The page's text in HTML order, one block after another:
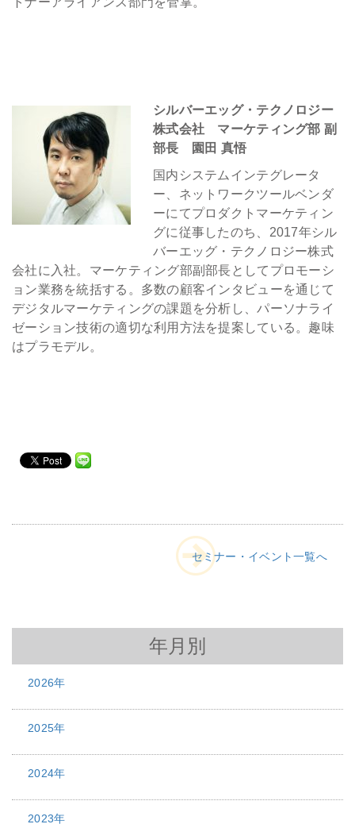
シルバーエッグ・テクノロジー
株式会社 マーケティング部 副
部長 園田 真悟
国内システムインテグレータ
ー、ネットワークツールベンダ
ーにてプロダクトマーケティン
グに従事したのち、2017年シル
バーエッグ・テクノロジー株式
会社に入社。マーケティング部副部長としてプロモーシ
ョン業務を統括する。多数の顧客インタビューを通じて
デジタルマーケティングの課題を分析し、パーソナライ
ゼーション技術の適切な利用方法を提案している。趣味
はプラモデル。
セミナー・イベント一覧へ
年月別
2026年
2025年
2024年
2023年